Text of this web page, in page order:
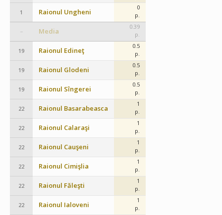
1 Raionul Ungheni
0
p.
– Media
0.39
p.
19 Raionul Edineţ
0.5
p.
19 Raionul Glodeni
0.5
p.
19 Raionul Sîngerei
0.5
p.
22 Raionul Basarabeasca
1
p.
22 Raionul Calaraşi
1
p.
22 Raionul Cauşeni
1
p.
22 Raionul Cimişlia
1
p.
22 Raionul Făleşti
1
p.
22 Raionul Ialoveni
1
p.